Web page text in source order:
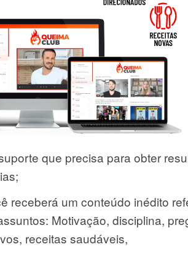
que precisa para obter
receberá um conteúdo inédito
Motivação, disciplina,
receitas saudáveis,